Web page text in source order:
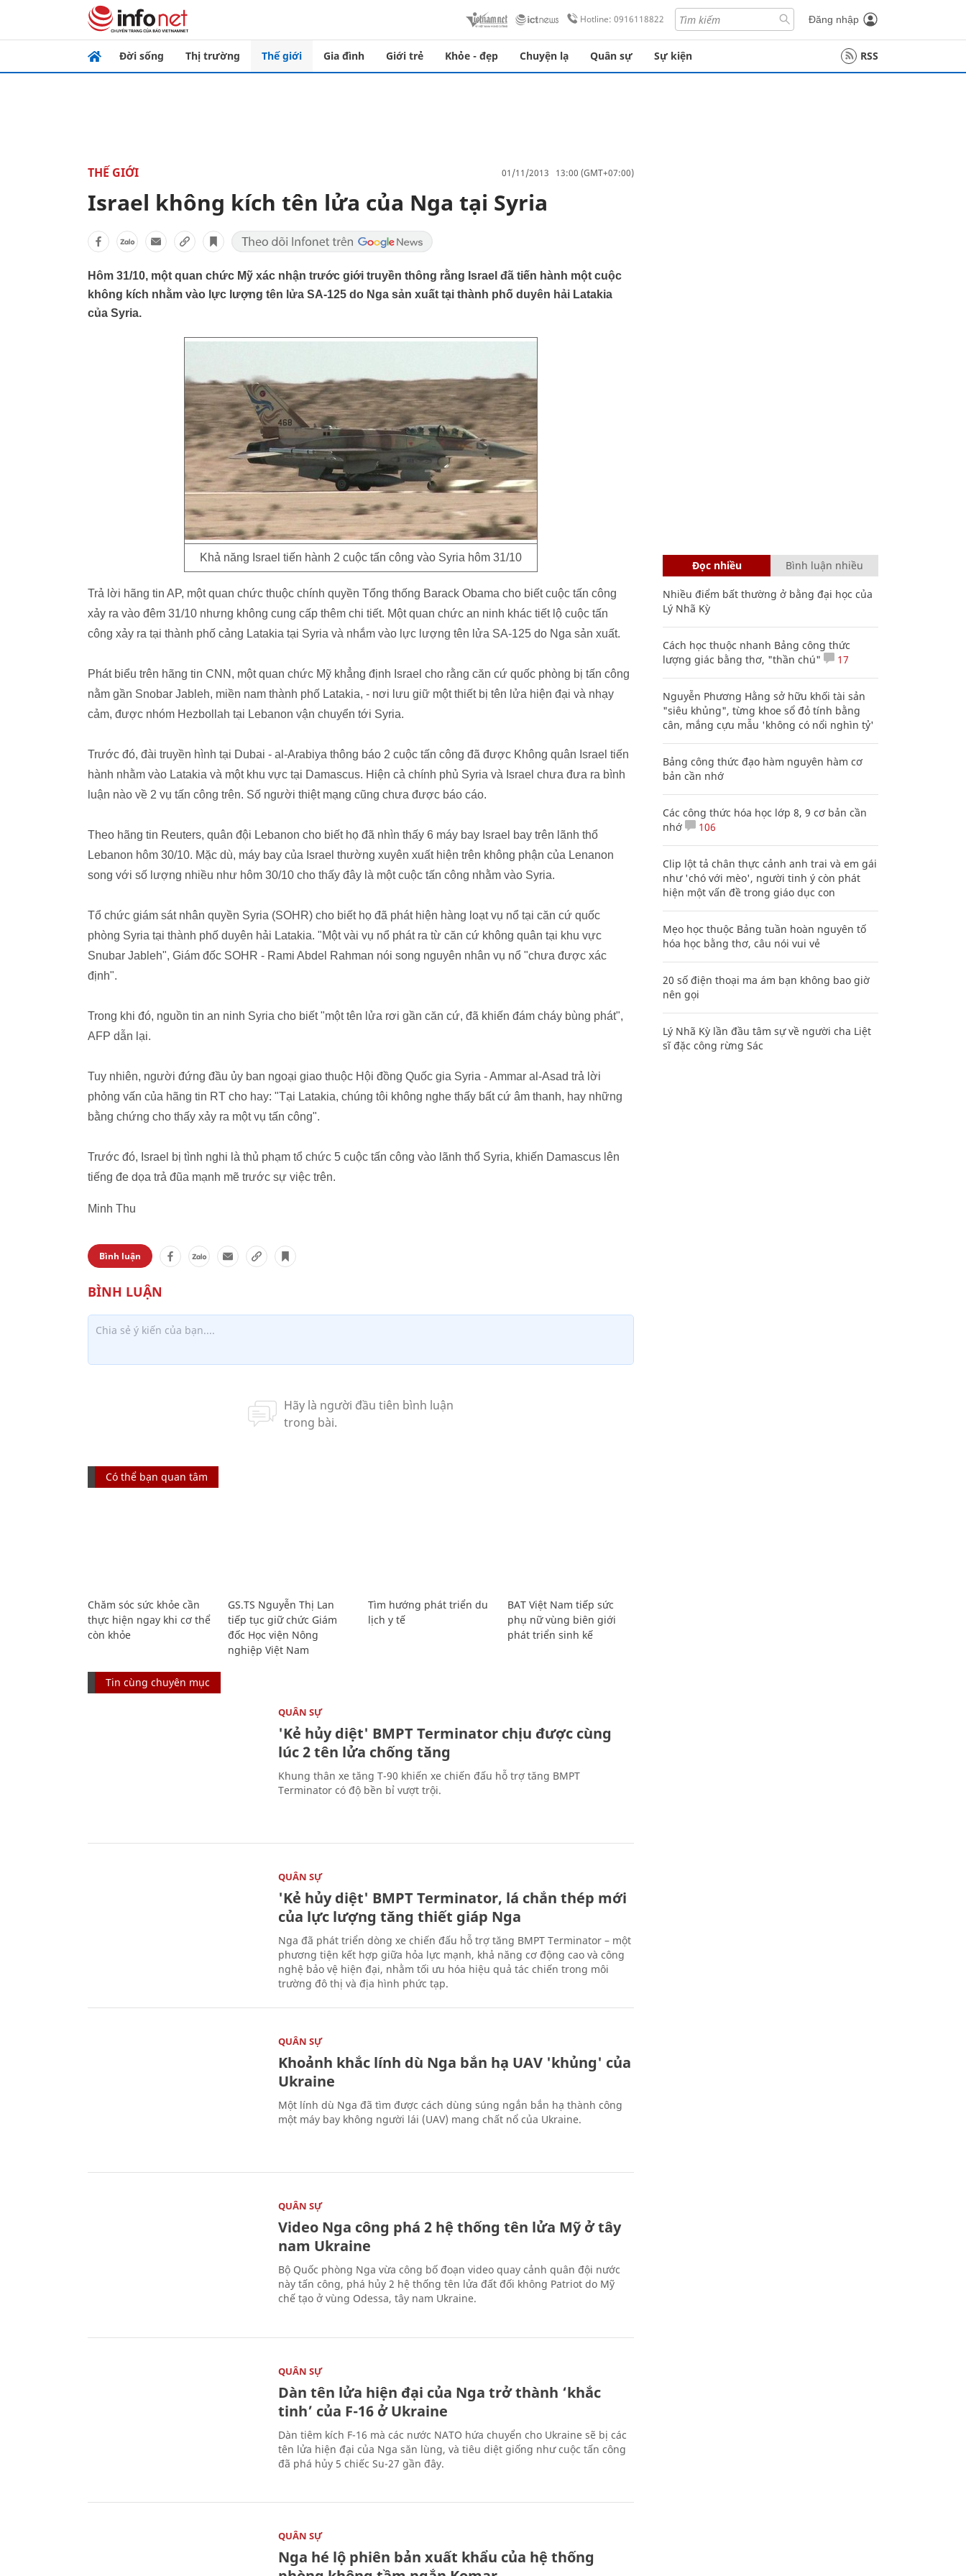
Hotline: 0916118822 Đăng nhập
Đời sống Thị trường Thế giới Gia đình Giới trẻ Khỏe - đẹp Chuyện lạ Quân sự Sự kiện RSS
THẾ GIỚI 01/11/2013 13:00 (GMT+07:00)
Israel không kích tên lửa của Nga tại Syria
Hôm 31/10, một quan chức Mỹ xác nhận trước giới truyền thông rằng Israel đã tiến hành một cuộc
không kích nhằm vào lực lượng tên lửa SA-125 do Nga sản xuất tại thành phố duyên hải Latakia
của Syria.
Khả năng Israel tiến hành 2 cuộc tấn công vào Syria hôm 31/10
Trả lời hãng tin AP, một quan chức thuộc chính quyền Tổng thống Barack Obama cho biết cuộc tấn công
xảy ra vào đêm 31/10 nhưng không cung cấp thêm chi tiết. Một quan chức an ninh khác tiết lộ cuộc tấn
công xảy ra tại thành phố cảng Latakia tại Syria và nhắm vào lực lượng tên lửa SA-125 do Nga sản xuất.
Phát biểu trên hãng tin CNN, một quan chức Mỹ khẳng định Israel cho rằng căn cứ quốc phòng bị tấn công
nằm gần Snobar Jableh, miền nam thành phố Latakia, - nơi lưu giữ một thiết bị tên lửa hiện đại và nhạy
cảm, được nhóm Hezbollah tại Lebanon vận chuyển tới Syria.
Trước đó, đài truyền hình tại Dubai - al-Arabiya thông báo 2 cuộc tấn công đã được Không quân Israel tiến
hành nhằm vào Latakia và một khu vực tại Damascus. Hiện cả chính phủ Syria và Israel chưa đưa ra bình
luận nào về 2 vụ tấn công trên. Số người thiệt mạng cũng chưa được báo cáo.
Theo hãng tin Reuters, quân đội Lebanon cho biết họ đã nhìn thấy 6 máy bay Israel bay trên lãnh thổ
Lebanon hôm 30/10. Mặc dù, máy bay của Israel thường xuyên xuất hiện trên không phận của Lenanon
song với số lượng nhiều như hôm 30/10 cho thấy đây là một cuộc tấn công nhằm vào Syria.
Tổ chức giám sát nhân quyền Syria (SOHR) cho biết họ đã phát hiện hàng loạt vụ nổ tại căn cứ quốc
phòng Syria tại thành phố duyên hải Latakia. "Một vài vụ nổ phát ra từ căn cứ không quân tại khu vực
Snubar Jableh", Giám đốc SOHR - Rami Abdel Rahman nói song nguyên nhân vụ nổ "chưa được xác
định".
Trong khi đó, nguồn tin an ninh Syria cho biết "một tên lửa rơi gần căn cứ, đã khiến đám cháy bùng phát",
AFP dẫn lại.
Tuy nhiên, người đứng đầu ủy ban ngoại giao thuộc Hội đồng Quốc gia Syria - Ammar al-Asad trả lời
phỏng vấn của hãng tin RT cho hay: "Tại Latakia, chúng tôi không nghe thấy bất cứ âm thanh, hay những
bằng chứng cho thấy xảy ra một vụ tấn công".
Trước đó, Israel bị tình nghi là thủ phạm tổ chức 5 cuộc tấn công vào lãnh thổ Syria, khiến Damascus lên
tiếng đe dọa trả đũa mạnh mẽ trước sự việc trên.
Minh Thu
Bình luận
Có thể bạn quan tâm
Chăm sóc sức khỏe cần
thực hiện ngay khi cơ thể
còn khỏe
GS.TS Nguyễn Thị Lan
tiếp tục giữ chức Giám
đốc Học viện Nông
nghiệp Việt Nam
Tìm hướng phát triển du
lịch y tế
BAT Việt Nam tiếp sức
phụ nữ vùng biên giới
phát triển sinh kế
Tin cùng chuyên mục
QUÂN SỰ
'Kẻ hủy diệt' BMPT Terminator chịu được cùng
lúc 2 tên lửa chống tăng
Khung thân xe tăng T-90 khiến xe chiến đấu hỗ trợ tăng BMPT
Terminator có độ bền bỉ vượt trội.
QUÂN SỰ
'Kẻ hủy diệt' BMPT Terminator, lá chắn thép mới
của lực lượng tăng thiết giáp Nga
Nga đã phát triển dòng xe chiến đấu hỗ trợ tăng BMPT Terminator – một
phương tiện kết hợp giữa hỏa lực mạnh, khả năng cơ động cao và công
nghệ bảo vệ hiện đại, nhằm tối ưu hóa hiệu quả tác chiến trong môi
trường đô thị và địa hình phức tạp.
QUÂN SỰ
Khoảnh khắc lính dù Nga bắn hạ UAV 'khủng' của
Ukraine
Một lính dù Nga đã tìm được cách dùng súng ngắn bắn hạ thành công
một máy bay không người lái (UAV) mang chất nổ của Ukraine.
QUÂN SỰ
Video Nga công phá 2 hệ thống tên lửa Mỹ ở tây
nam Ukraine
Bộ Quốc phòng Nga vừa công bố đoạn video quay cảnh quân đội nước
này tấn công, phá hủy 2 hệ thống tên lửa đất đối không Patriot do Mỹ
chế tạo ở vùng Odessa, tây nam Ukraine.
QUÂN SỰ
Dàn tên lửa hiện đại của Nga trở thành ‘khắc
tinh’ của F-16 ở Ukraine
Dàn tiêm kích F-16 mà các nước NATO hứa chuyển cho Ukraine sẽ bị các
tên lửa hiện đại của Nga săn lùng, và tiêu diệt giống như cuộc tấn công
đã phá hủy 5 chiếc Su-27 gần đây.
QUÂN SỰ
Nga hé lộ phiên bản xuất khẩu của hệ thống
Đọc nhiều Bình luận nhiều
Nhiều điểm bất thường ở bằng đại học của
Lý Nhã Kỳ
Cách học thuộc nhanh Bảng công thức
lượng giác bằng thơ, "thần chú"
17
Nguyễn Phương Hằng sở hữu khối tài sản
"siêu khủng", từng khoe sổ đỏ tính bằng
cân, mắng cựu mẫu 'không có nổi nghìn tỷ'
Bảng công thức đạo hàm nguyên hàm cơ
bản cần nhớ
Các công thức hóa học lớp 8, 9 cơ bản cần
nhớ
106
Clip lột tả chân thực cảnh anh trai và em gái
như 'chó với mèo', người tinh ý còn phát
hiện một vấn đề trong giáo dục con
Mẹo học thuộc Bảng tuần hoàn nguyên tố
hóa học bằng thơ, câu nói vui vẻ
20 số điện thoại ma ám bạn không bao giờ
nên gọi
Lý Nhã Kỳ lần đầu tâm sự về người cha Liệt
sĩ đặc công rừng Sác